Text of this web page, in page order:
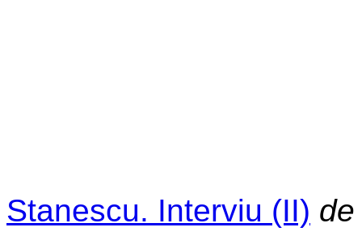
Stanescu. Interviu (II)